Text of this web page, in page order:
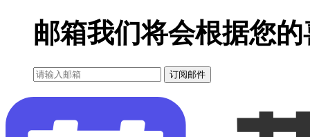
邮箱我们将会根据您
订阅邮件